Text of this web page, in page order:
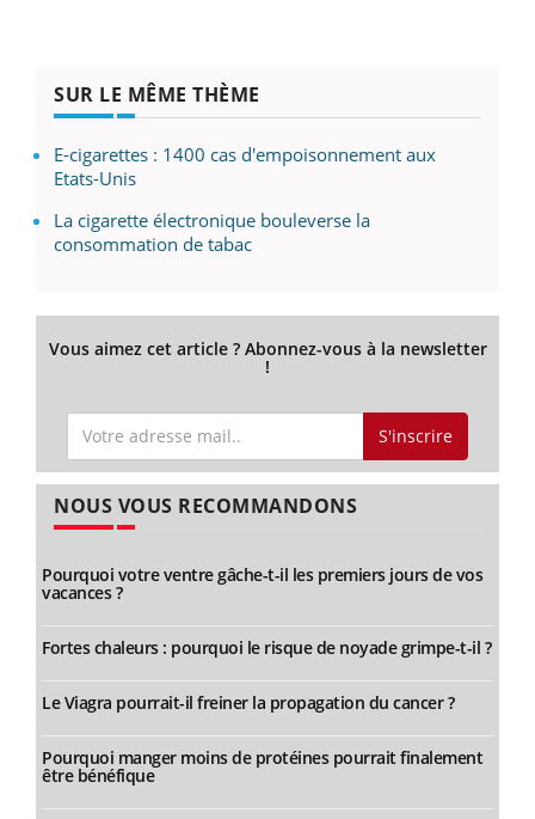
SUR LE MÊME THÈME
E-cigarettes : 1400 cas d'empoisonnement aux
Etats-Unis
La cigarette électronique bouleverse la
consommation de tabac
Vous aimez cet article ? Abonnez-vous à la newsletter
!
S'inscrire
NOUS VOUS RECOMMANDONS
Pourquoi votre ventre gâche-t-il les premiers jours de vos
vacances ?
Fortes chaleurs : pourquoi le risque de noyade grimpe-t-il ?
Le Viagra pourrait-il freiner la propagation du cancer ?
Pourquoi manger moins de protéines pourrait finalement
être bénéfique